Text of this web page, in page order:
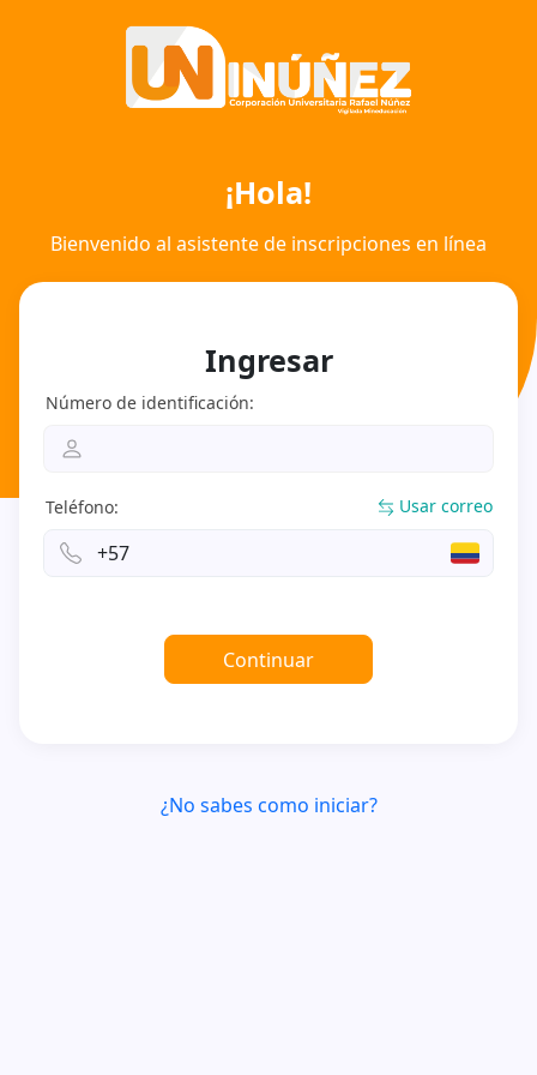
Ingresar
Número de identificación:
Usar correo
Teléfono:
Continuar
¡Hola!
Bienvenido al asistente de inscripciones en línea
¿No sabes como iniciar?